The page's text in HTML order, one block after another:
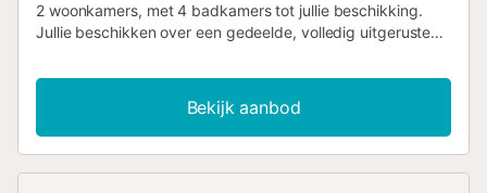
2 woonkamers, met 4 badkamers tot jullie beschikking.
Jullie beschikken over een gedeelde, volledig uitgeruste
geschikt voor videogesprekken, airconditioning, televisie
met video on demand, wasmachine en drempelloze
toegang. Extra’s zijn huisgemaakte olijfolie, jam en honing
om van te genieten. Buiten wacht een privé tuin en 3 privé,
Bekijk aanbod